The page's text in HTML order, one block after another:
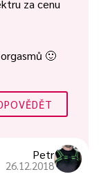
za cenu
🙂
Petr
26.12.2018